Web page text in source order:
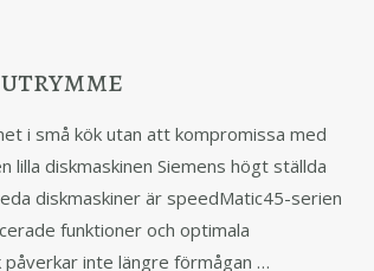
i små kök utan att kompromissa med
diskmaskinen Siemens högt ställda
diskmaskiner är speedMatic45-serien
funktioner och optimala
inte längre förmågan …